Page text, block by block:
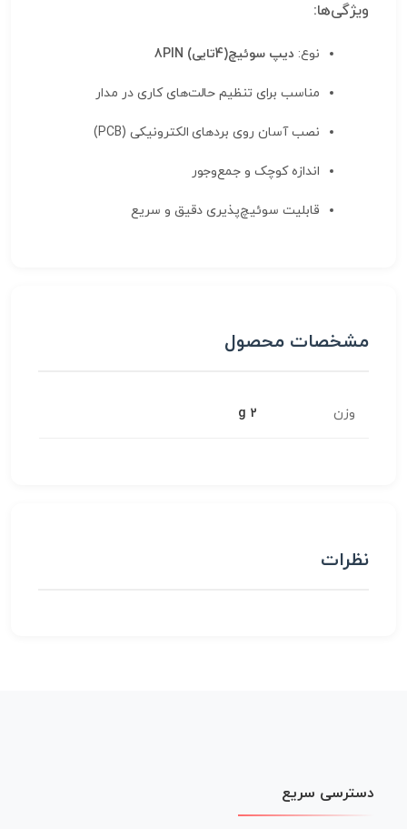
ویژگی‌ها:
نوع: دیپ سوئیچ(4تایی) 8PIN
مناسب برای تنظیم حالت‌های کاری در مدار
نصب آسان روی بردهای الکترونیکی (PCB)
اندازه کوچک و جمع‌وجور
قابلیت سوئیچ‌پذیری دقیق و سریع
مشخصات محصول
وزن 2 g
نظرات
دسترسی سریع